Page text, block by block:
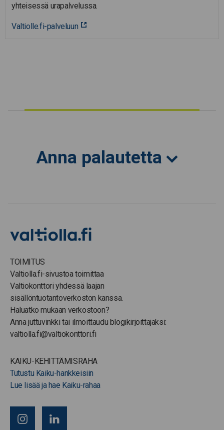
yhteisessä urapalvelussa.
Valtiolle.fi-palveluun
Anna palautetta
TOIMITUS
Valtiolla.fi-sivustoa toimittaa
Valtiokonttori yhdessä laajan
sisällöntuotantoverkoston kanssa.
Haluatko mukaan verkostoon?
Anna juttuvinkki tai ilmoittaudu blogikirjoittajaksi:
valtiolla.fi@valtiokonttori.fi
KAIKU-KEHITTÄMISRAHA
Tutustu Kaiku-hankkeisiin
Lue lisää ja hae Kaiku-rahaa